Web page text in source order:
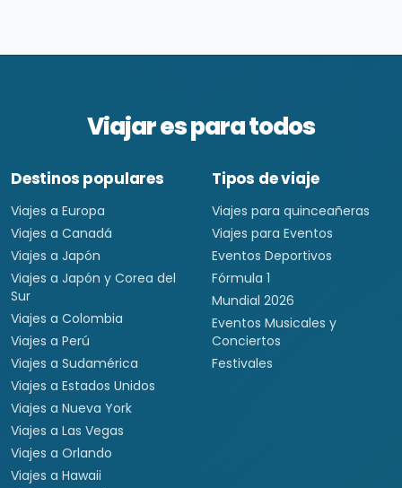
Viajar es para todos
Destinos populares
Viajes a Europa
Viajes a Canadá
Viajes a Japón
Viajes a Japón y Corea del
Sur
Viajes a Colombia
Viajes a Perú
Viajes a Sudamérica
Viajes a Estados Unidos
Viajes a Nueva York
Viajes a Las Vegas
Viajes a Orlando
Viajes a Hawaii
Tipos de viaje
Viajes para quinceañeras
Viajes para Eventos
Eventos Deportivos
Fórmula 1
Mundial 2026
Eventos Musicales y
Conciertos
Festivales